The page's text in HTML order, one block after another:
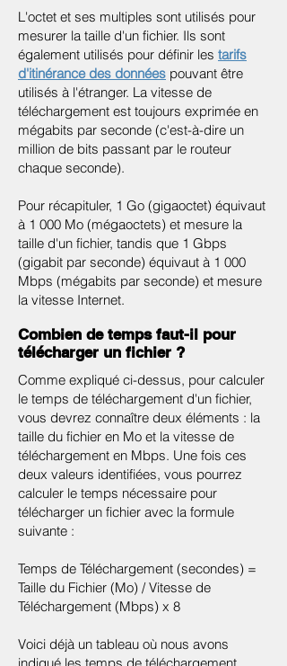
L'octet et ses multiples sont utilisés pour
mesurer la taille d'un fichier. Ils sont
également utilisés pour définir les tarifs
d'itinérance des données pouvant être
utilisés à l'étranger. La vitesse de
téléchargement est toujours exprimée en
mégabits par seconde (c'est-à-dire un
million de bits passant par le routeur
chaque seconde).
Pour récapituler, 1 Go (gigaoctet) équivaut
à 1 000 Mo (mégaoctets) et mesure la
taille d'un fichier, tandis que 1 Gbps
(gigabit par seconde) équivaut à 1 000
Mbps (mégabits par seconde) et mesure
la vitesse Internet.
Combien de temps faut-il pour
télécharger un fichier ?
Comme expliqué ci-dessus, pour calculer
le temps de téléchargement d'un fichier,
vous devrez connaître deux éléments : la
taille du fichier en Mo et la vitesse de
téléchargement en Mbps. Une fois ces
deux valeurs identifiées, vous pourrez
calculer le temps nécessaire pour
télécharger un fichier avec la formule
suivante :
Temps de Téléchargement (secondes) =
Taille du Fichier (Mo) / Vitesse de
Téléchargement (Mbps) x 8
Voici déjà un tableau où nous avons